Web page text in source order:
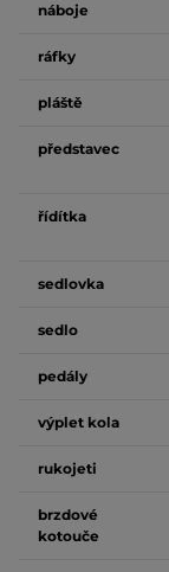
náboje
ráfky
pláště
představec
řídítka
sedlovka
sedlo
pedály
výplet kola
rukojeti
brzdové
kotouče